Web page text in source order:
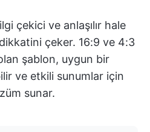
çekici ve anlaşılır hale
çeker. 16:9 ve 4:3
şablon, uygun bir
ve etkili sunumlar için
sunar.